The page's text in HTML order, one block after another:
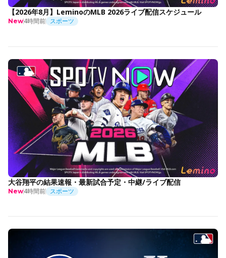
【2026年8月】LeminoのMLB 2026ライブ配信スケジュール
New4時間前 スポーツ
大谷翔平の結果速報・最新試合予定・中継/ライブ配信
New4時間前 スポーツ